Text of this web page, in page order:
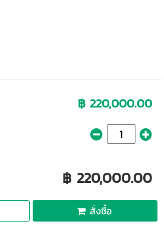
฿ 220,000.00
฿ 220,000.00
สั่งซื้อ